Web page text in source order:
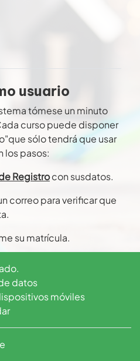
usuario
tómese un minuto
curso puede disponer
sólo tendrá que usar
los pasos:
Registrocon susdatos.
correo para verificar que
su matrícula.
el que desea participar.
Así quedará
datos
móviles